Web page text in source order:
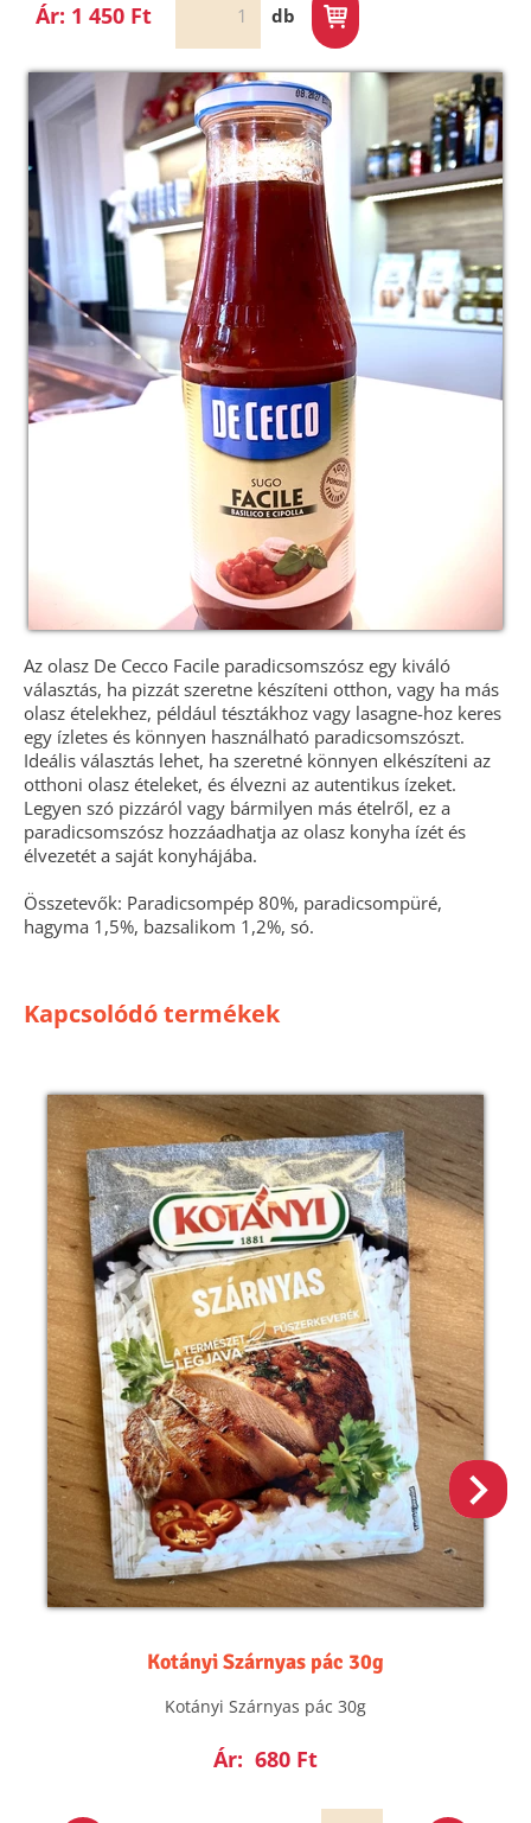
Ár: 1 450 Ft db
Az olasz De Cecco Facile paradicsomszósz egy kiváló
választás, ha pizzát szeretne készíteni otthon, vagy ha más
olasz ételekhez, például tésztákhoz vagy lasagne-hoz keres
egy ízletes és könnyen használható paradicsomszószt.
Ideális választás lehet, ha szeretné könnyen elkészíteni az
otthoni olasz ételeket, és élvezni az autentikus ízeket.
Legyen szó pizzáról vagy bármilyen más ételről, ez a
paradicsomszósz hozzáadhatja az olasz konyha ízét és
élvezetét a saját konyhájába.
Összetevők: Paradicsompép 80%, paradicsompüré,
hagyma 1,5%, bazsalikom 1,2%, só.
Kapcsolódó termékek
Kotányi Szárnyas pác 30g
Kotányi Szárnyas pác 30g
Ár: 680 Ft